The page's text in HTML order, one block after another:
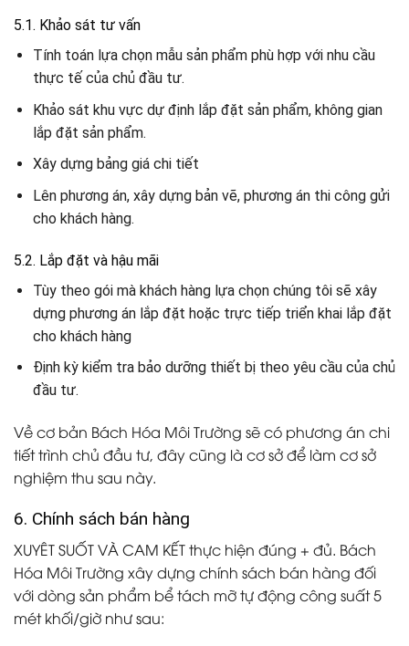
5.1. Khảo sát tư vấn
Tính toán lựa chọn mẫu sản phẩm phù hợp với nhu cầu
thực tế của chủ đầu tư.
Khảo sát khu vực dự định lắp đặt sản phẩm, không gian
lắp đặt sản phẩm.
Xây dựng bảng giá chi tiết
Lên phương án, xây dựng bản vẽ, phương án thi công gửi
cho khách hàng.
5.2. Lắp đặt và hậu mãi
Tùy theo gói mà khách hàng lựa chọn chúng tôi sẽ xây
dựng phương án lắp đặt hoặc trực tiếp triển khai lắp đặt
cho khách hàng
Định kỳ kiểm tra bảo dưỡng thiết bị theo yêu cầu của chủ
đầu tư.
Về cơ bản Bách Hóa Môi Trường sẽ có phương án chi
tiết trình chủ đầu tư, đây cũng là cơ sở để làm cơ sở
nghiệm thu sau này.
6. Chính sách bán hàng
XUYÊT SUỐT VÀ CAM KẾT thực hiện đúng + đủ. Bách
Hóa Môi Trường xây dựng chính sách bán hàng đối
với dòng sản phẩm bể tách mỡ tự động công suất 5
mét khối/giờ như sau: